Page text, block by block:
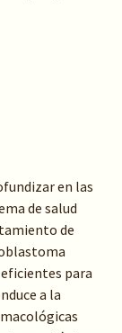
en las
de salud
de
para
a la